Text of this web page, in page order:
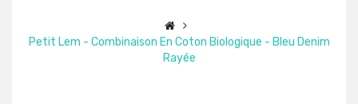
Petit Lem - Combinaison En Coton Biologique - Bleu Denim
Rayée